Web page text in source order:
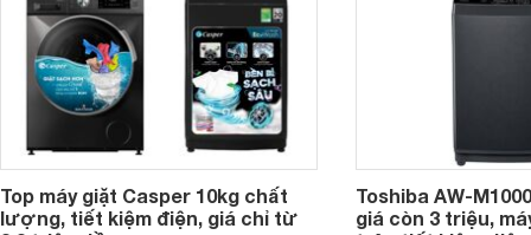
Top máy giặt Casper 10kg chất
lượng, tiết kiệm điện, giá chỉ từ
Toshiba AW-
giá còn 3 triệu,